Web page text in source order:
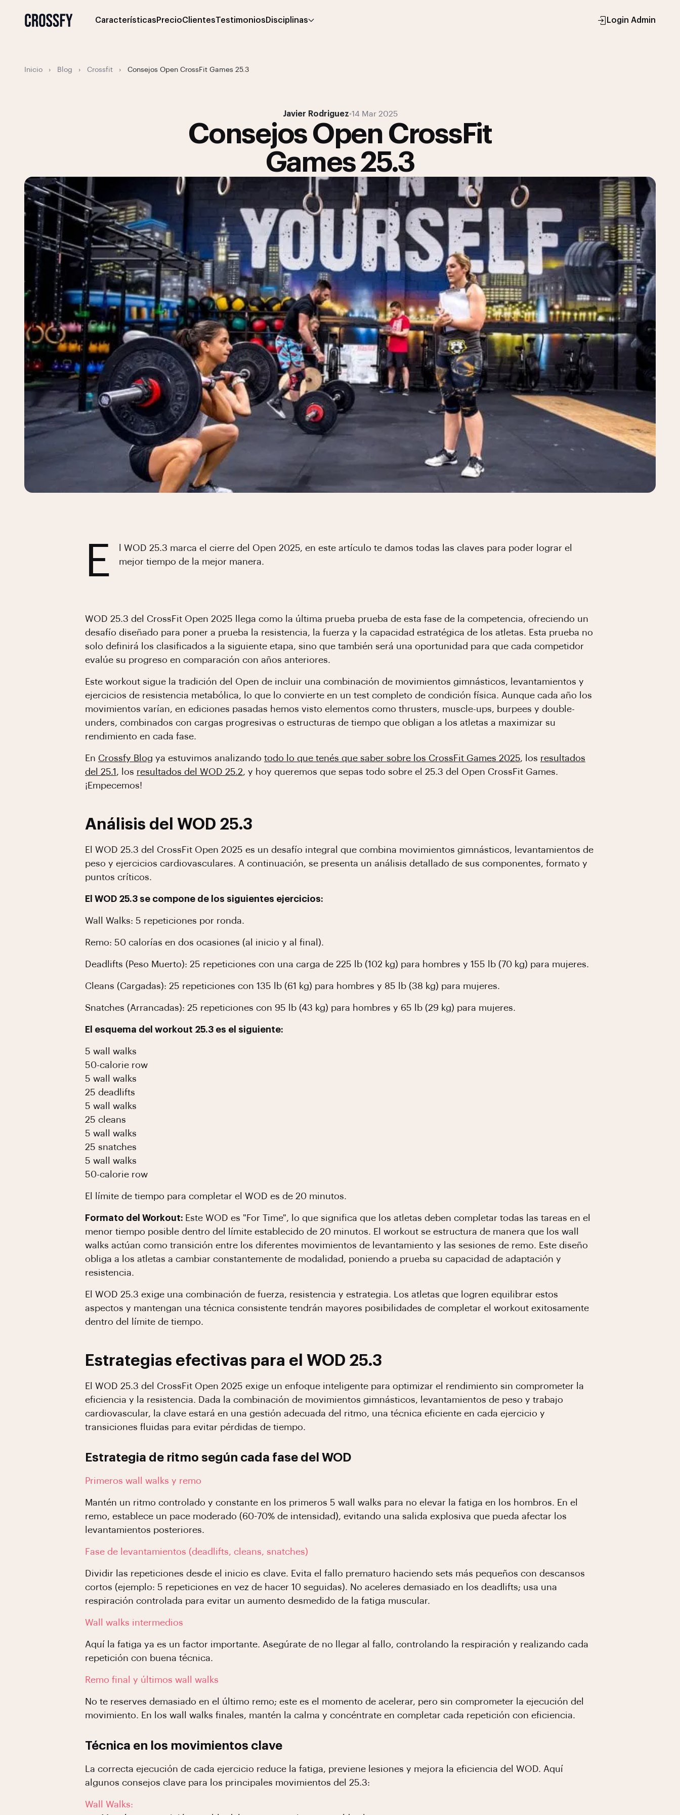
Características PrecioClientesTestimonios Disciplinas Login Admin
Inicio › Blog › Crossfit › Consejos Open CrossFit Games 25.3
Javier Rodriguez•14 Mar 2025
Consejos Open CrossFit
Games 25.3
E
l WOD 25.3 marca el cierre del Open 2025, en este artículo te damos todas las claves para poder lograr el
mejor tiempo de la mejor manera.
WOD 25.3 del CrossFit Open 2025 llega como la última prueba prueba de esta fase de la competencia, ofreciendo un
desafío diseñado para poner a prueba la resistencia, la fuerza y la capacidad estratégica de los atletas. Esta prueba no
solo definirá los clasificados a la siguiente etapa, sino que también será una oportunidad para que cada competidor
evalúe su progreso en comparación con años anteriores.
Este workout sigue la tradición del Open de incluir una combinación de movimientos gimnásticos, levantamientos y
ejercicios de resistencia metabólica, lo que lo convierte en un test completo de condición física. Aunque cada año los
movimientos varían, en ediciones pasadas hemos visto elementos como thrusters, muscle-ups, burpees y double-
unders, combinados con cargas progresivas o estructuras de tiempo que obligan a los atletas a maximizar su
rendimiento en cada fase.
En Crossfy Blog ya estuvimos analizando todo lo que tenés que saber sobre los CrossFit Games 2025, los resultados
del 25.1 , los resultados del WOD 25.2, y hoy queremos que sepas todo sobre el 25.3 del Open CrossFit Games.
¡Empecemos!
Análisis del WOD 25.3
El WOD 25.3 del CrossFit Open 2025 es un desafío integral que combina movimientos gimnásticos, levantamientos de
peso y ejercicios cardiovasculares. A continuación, se presenta un análisis detallado de sus componentes, formato y
puntos críticos.
El WOD 25.3 se compone de los siguientes ejercicios:
Wall Walks: 5 repeticiones por ronda.
Remo: 50 calorías en dos ocasiones (al inicio y al final).
Deadlifts (Peso Muerto): 25 repeticiones con una carga de 225 lb (102 kg) para hombres y 155 lb (70 kg) para mujeres.
Cleans (Cargadas): 25 repeticiones con 135 lb (61 kg) para hombres y 85 lb (38 kg) para mujeres.
Snatches (Arrancadas): 25 repeticiones con 95 lb (43 kg) para hombres y 65 lb (29 kg) para mujeres.
El esquema del workout 25.3 es el siguiente:
5 wall walks
50-calorie row
5 wall walks
25 deadlifts
5 wall walks
25 cleans
5 wall walks
25 snatches
5 wall walks
50-calorie row
El límite de tiempo para completar el WOD es de 20 minutos.
Formato del Workout: Este WOD es "For Time", lo que significa que los atletas deben completar todas las tareas en el
menor tiempo posible dentro del límite establecido de 20 minutos. El workout se estructura de manera que los wall
walks actúan como transición entre los diferentes movimientos de levantamiento y las sesiones de remo. Este diseño
obliga a los atletas a cambiar constantemente de modalidad, poniendo a prueba su capacidad de adaptación y
resistencia.
El WOD 25.3 exige una combinación de fuerza, resistencia y estrategia. Los atletas que logren equilibrar estos
aspectos y mantengan una técnica consistente tendrán mayores posibilidades de completar el workout exitosamente
dentro del límite de tiempo.
Estrategias efectivas para el WOD 25.3
El WOD 25.3 del CrossFit Open 2025 exige un enfoque inteligente para optimizar el rendimiento sin comprometer la
eficiencia y la resistencia. Dada la combinación de movimientos gimnásticos, levantamientos de peso y trabajo
cardiovascular, la clave estará en una gestión adecuada del ritmo, una técnica eficiente en cada ejercicio y
transiciones fluidas para evitar pérdidas de tiempo.
Estrategia de ritmo según cada fase del WOD
Primeros wall walks y remo
Mantén un ritmo controlado y constante en los primeros 5 wall walks para no elevar la fatiga en los hombros. En el
remo, establece un pace moderado (60-70% de intensidad), evitando una salida explosiva que pueda afectar los
levantamientos posteriores.
Fase de levantamientos (deadlifts, cleans, snatches)
Dividir las repeticiones desde el inicio es clave. Evita el fallo prematuro haciendo sets más pequeños con descansos
cortos (ejemplo: 5 repeticiones en vez de hacer 10 seguidas). No aceleres demasiado en los deadlifts; usa una
respiración controlada para evitar un aumento desmedido de la fatiga muscular.
Wall walks intermedios
Aquí la fatiga ya es un factor importante. Asegúrate de no llegar al fallo, controlando la respiración y realizando cada
repetición con buena técnica.
Remo final y últimos wall walks
No te reserves demasiado en el último remo; este es el momento de acelerar, pero sin comprometer la ejecución del
movimiento. En los wall walks finales, mantén la calma y concéntrate en completar cada repetición con eficiencia.
Técnica en los movimientos clave
La correcta ejecución de cada ejercicio reduce la fatiga, previene lesiones y mejora la eficiencia del WOD. Aquí
algunos consejos clave para los principales movimientos del 25.3:
Wall Walks: